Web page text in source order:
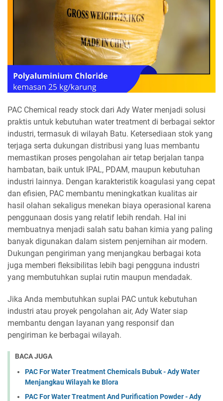
PAC Chemical ready stock dari Ady Water menjadi solusi
praktis untuk kebutuhan water treatment di berbagai sektor
industri, termasuk di wilayah Batu. Ketersediaan stok yang
terjaga serta dukungan distribusi yang luas membantu
memastikan proses pengolahan air tetap berjalan tanpa
hambatan, baik untuk IPAL, PDAM, maupun kebutuhan
industri lainnya. Dengan karakteristik koagulasi yang cepat
dan efisien, PAC membantu meningkatkan kualitas air
hasil olahan sekaligus menekan biaya operasional karena
penggunaan dosis yang relatif lebih rendah. Hal ini
membuatnya menjadi salah satu bahan kimia yang paling
banyak digunakan dalam sistem penjernihan air modern.
Dukungan pengiriman yang menjangkau berbagai kota
juga memberi fleksibilitas lebih bagi pengguna industri
yang membutuhkan suplai rutin maupun mendadak.
Jika Anda membutuhkan suplai PAC untuk kebutuhan
industri atau proyek pengolahan air, Ady Water siap
membantu dengan layanan yang responsif dan
pengiriman ke berbagai wilayah.
BACA JUGA
PAC For Water Treatment Chemicals Bubuk - Ady Water
Menjangkau Wilayah ke Blora
PAC For Water Treatment And Purification Powder - Ady